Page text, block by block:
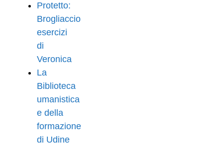
Protetto:
Brogliaccio
esercizi
di
Veronica
La
Biblioteca
umanistica
e della
formazione
di Udine